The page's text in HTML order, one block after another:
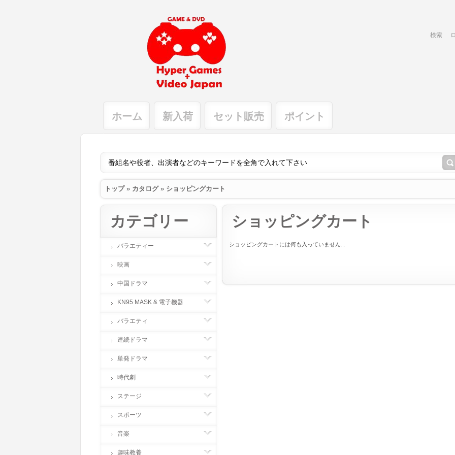
検索
ホーム 新入荷 セット販売 ポイント
トップ» カタログ» ショッピングカート
ショッピングカート
ショッピングカートには何も入っていません...
カテゴリー
バラエティー
映画
中国ドラマ
KN95 MASK & 電子機器
バラエティ
連続ドラマ
単発ドラマ
時代劇
ステージ
スポーツ
音楽
趣味教養